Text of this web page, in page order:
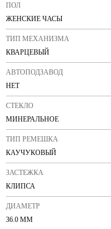
ПОЛ
ЖЕНСКИЕ ЧАСЫ
ТИП МЕХАНИЗМА
КВАРЦЕВЫЙ
АВТОПОДЗАВОД
НЕТ
СТЕКЛО
МИНЕРАЛЬНОЕ
ТИП РЕМЕШКА
КАУЧУКОВЫЙ
ЗАСТЕЖКА
КЛИПСА
ДИАМЕТР
36.0 ММ